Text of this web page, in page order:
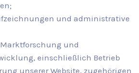
und administrative
und
einschließlich Betrieb
unserer Website, zugehörigen